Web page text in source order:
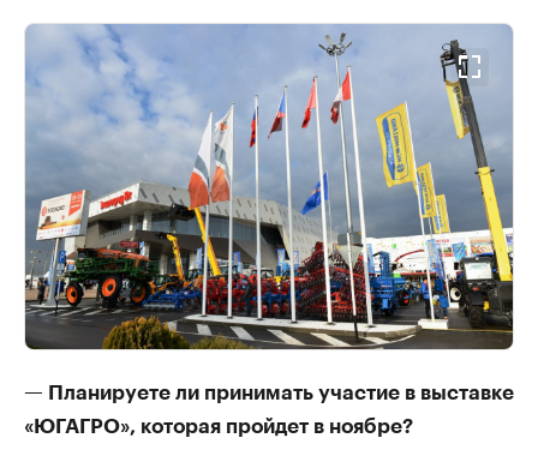
— Планируете ли принимать участие в выставке
«ЮГАГРО», которая пройдет в ноябре?